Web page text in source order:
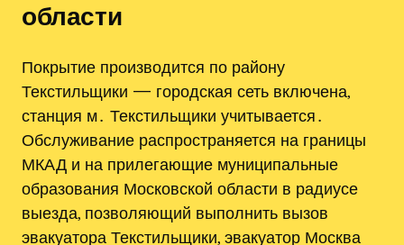
области
Покрытие производится по району
Текстильщики — городская сеть включена,
станция м․ Текстильщики учитывается․
Обслуживание распространяется на границы
МКАД и на прилегающие муниципальные
образования Московской области в радиусе
выезда, позволяющий выполнить вызов
эвакуатора Текстильщики, эвакуатор Москва